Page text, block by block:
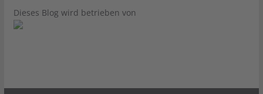
Dieses Blog wird betrieben von